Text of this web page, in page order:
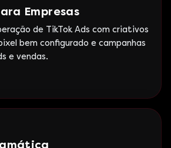
Empresas
de TikTok Ads com criativos
bem configurado e campanhas
e vendas.